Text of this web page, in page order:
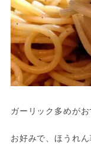
ガーリック多めがお
お好みで、ほうれ